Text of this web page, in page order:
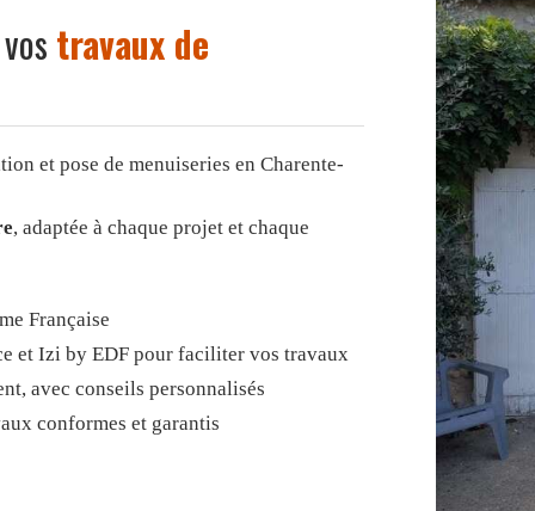
travaux de
et pose de menuiseries en Charente-
, adaptée à chaque projet et chaque
Française
et Izi by EDF pour faciliter vos travaux
avec conseils personnalisés
conformes et garantis